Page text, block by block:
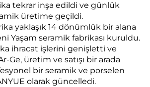
tekrar inşa edildi ve günlük
üretime geçildi.
yaklaşık 14 dönümlük bir alana
Yaşam seramik fabrikası kuruldu.
ihracat işlerini genişletti ve
Ge, üretim ve satışı bir arada
bir seramik ve porselen
olarak güncelledi.